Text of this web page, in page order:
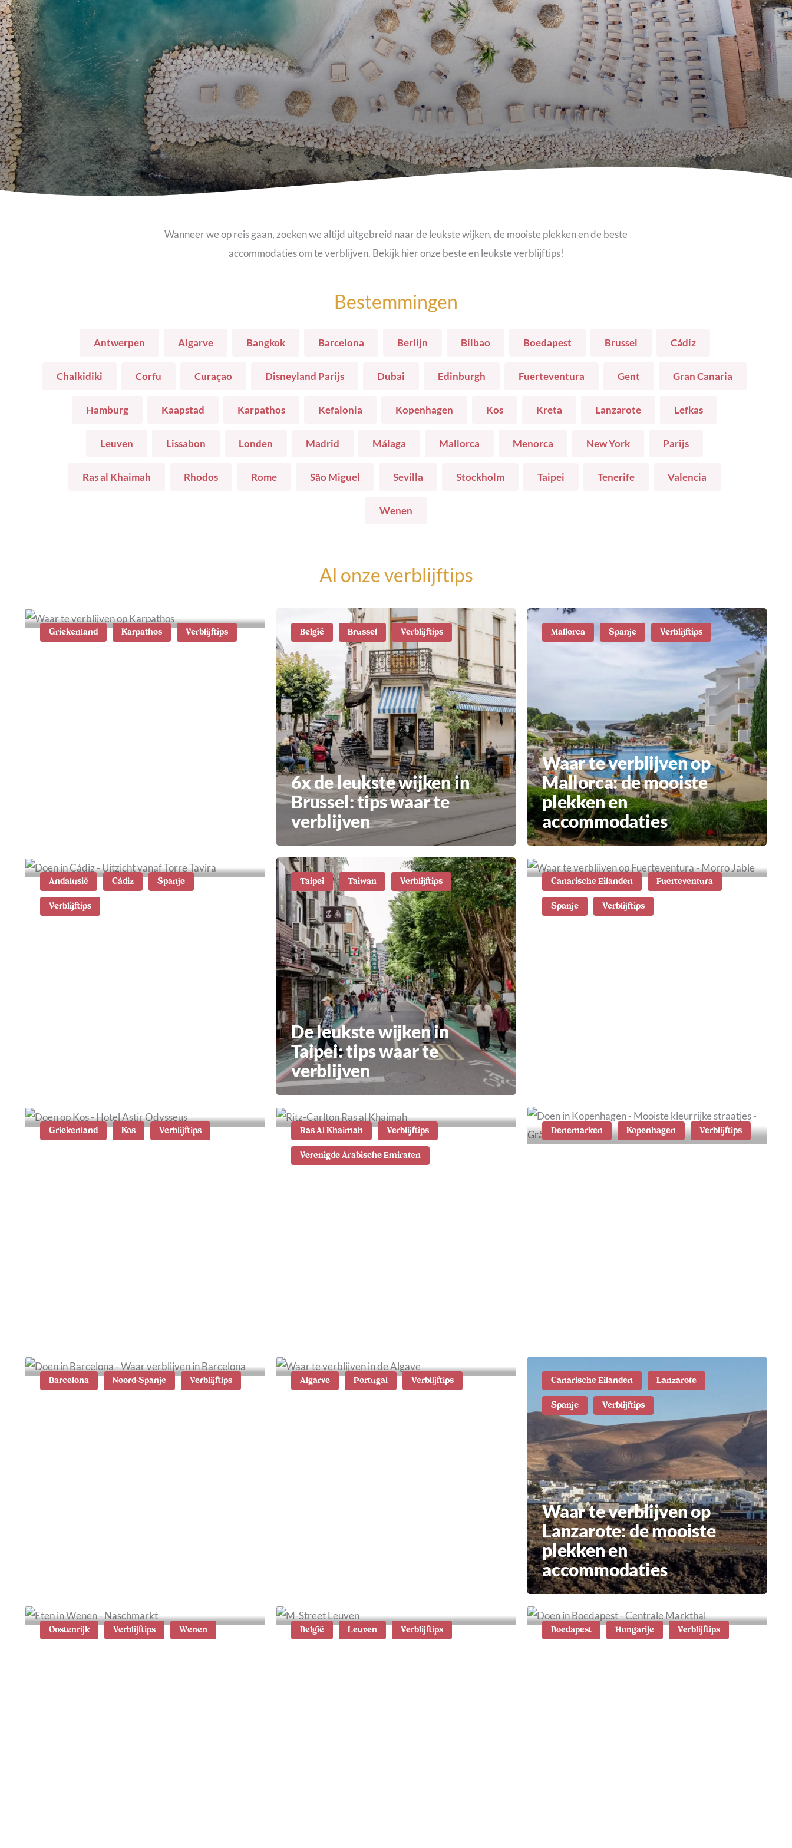
Wanneer we op reis gaan, zoeken we altijd uitgebreid naar de leukste wijken, de mooiste plekken en de beste
accommodaties om te verblijven. Bekijk hier onze beste en leukste verblijftips!
Bestemmingen
Antwerpen Algarve Bangkok Barcelona Berlijn Bilbao Boedapest Brussel Cádiz
Chalkidiki Corfu Curaçao Disneyland Parijs Dubai Edinburgh Fuerteventura Gent Gran Canaria
Hamburg Kaapstad Karpathos Kefalonia Kopenhagen Kos Kreta Lanzarote Lefkas
Leuven Lissabon Londen Madrid Málaga Mallorca Menorca New York Parijs
Ras al Khaimah Rhodos Rome São Miguel Sevilla Stockholm Taipei Tenerife Valencia
Wenen
Al onze verblijftips
Griekenland Karpathos Verblijftips
6x de leukste wijken in
Brussel: tips waar te
verblijven
België Brussel Verblijftips
Waar te verblijven op
Mallorca: de mooiste
plekken en
accommodaties
Mallorca Spanje Verblijftips
Andalusië Cádiz Spanje
Verblijftips
De leukste wijken in
Taipei: tips waar te
verblijven
Taipei Taiwan Verblijftips Canarische Eilanden Fuerteventura
Spanje Verblijftips
Griekenland Kos Verblijftips Ras Al Khaimah Verblijftips
Verenigde Arabische Emiraten
Denemarken Kopenhagen Verblijftips
Barcelona Noord-Spanje Verblijftips Algarve Portugal Verblijftips
Waar te verblijven op
Lanzarote: de mooiste
plekken en
accommodaties
Canarische Eilanden Lanzarote
Spanje Verblijftips
Oostenrijk Verblijftips Wenen België Leuven Verblijftips Boedapest Hongarije Verblijftips